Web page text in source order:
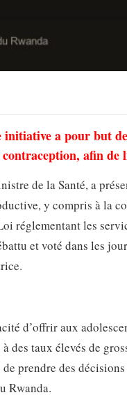
a pour but
afin de
de la Santé, a
y compris à la
réglementant les
et voté dans les
d’offrir aux
des taux élevés de
prendre des
Rwanda.